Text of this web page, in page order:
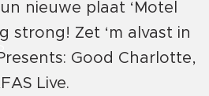
nieuwe plaat ‘Motel
strong! Zet ‘m alvast in
Good Charlotte,
Live.